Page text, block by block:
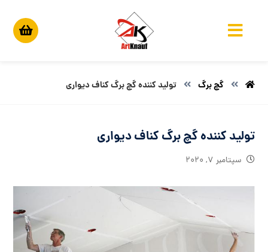
گچ برگ تولید کننده گچ برگ کناف دیواری
تولید کننده گچ برگ کناف دیواری
سپتامبر ۷, ۲۰۲۰